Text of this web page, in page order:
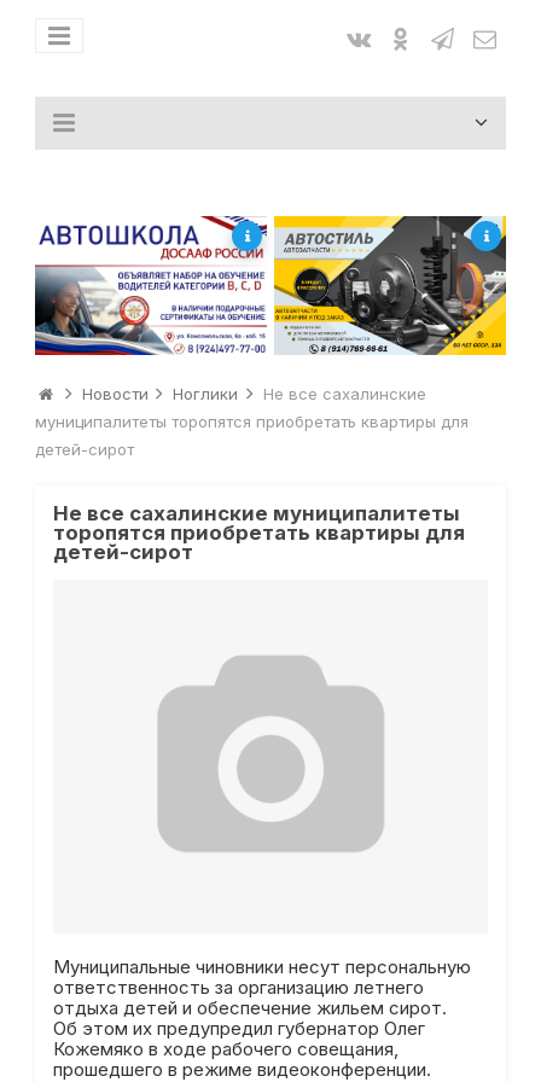
Новости Ноглики
Не все сахалинские
муниципалитеты торопятся приобретать квартиры для
детей-сирот
Не все сахалинские муниципалитеты
торопятся приобретать квартиры для
детей-сирот
Муниципальные чиновники несут персональную
ответственность за организацию летнего
отдыха детей и обеспечение жильем сирот.
Об этом их предупредил губернатор Олег
Кожемяко в ходе рабочего совещания,
прошедшего в режиме видеоконференции.